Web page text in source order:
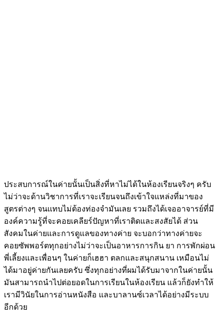
ประสบการณ์ในค่ายนั้นเป็นสิ่งที่หาไม่ได้ในห้องเรียนจริงๆ ครับ
ไม่ว่าจะด้านวิชาการที่เราจะเรียนจนถึงเข้าใจแหล่งที่มาของ
สูตรต่างๆ จนเเทบไม่ต้องท่องจำมันเลย รวมถึงได้เจออาจารย์ที่มี
องค์ความรู้ที่จะคอยเคลียร์ปัญหาที่เราติดและสงสัยได้ ส่วน
สังคมในค่ายและการดูแลของทางค่าย จะบอกว่าทางค่ายจะ
คอยซัพพอร์ตทุกอย่างไม่ว่าจะเป็นอาหารการกิน ยา การพักผ่อน
พี่เลี้ยงและเพื่อนๆ ในค่ายก็เฮฮา ตลกและสนุกสนาน เหมือนไม่
ได้มาอยู่ค่ายกันเลยครับ ซึ่งทุกอย่างที่ผมได้รับมาจากในค่ายนั้น
มันสามารถนำไปต่อยอดในการเรียนในห้องเรียน แล้วก็ยังทำให้
เรามีวินัยในการอ่านหนังสือ และบาลานซ์เวลาได้อย่างมีระบบ
อีกด้วย